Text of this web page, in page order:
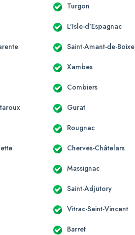
Turgon
L'Isle-d'Espagnac
Saint-Amant-de-Boixe
Xambes
Combiers
Gurat
Rougnac
Cherves-Châtelars
Massignac
Saint-Adjutory
Vitrac-Saint-Vincent
Barret